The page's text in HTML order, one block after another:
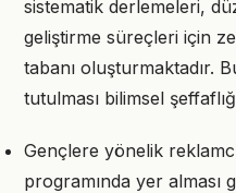
sistematik derlemeleri,
geliştirme süreçleri için
tabanı oluşturmaktadır.
tutulması bilimsel
Gençlere yönelik
programında yer alması